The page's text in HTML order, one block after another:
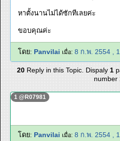
หาตั้งนานไม่ได้ซักทีเลยค่ะ
ขอบคุณค่ะ
โดย: Panvilai เมื่อ: 8 ก.พ. 2554 ,
20Reply in this Topic. Dispaly 1
number
1 @R07981
โดย: Panvilai เมื่อ: 8 ก.พ. 2554 ,